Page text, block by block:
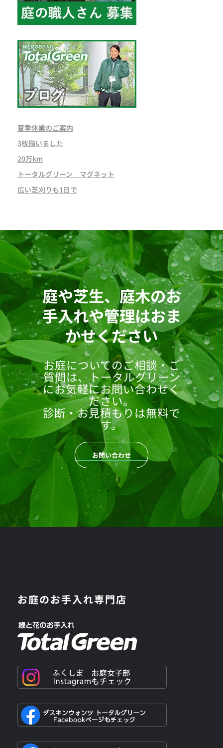
夏季休業のご案内
3枚揃いました
20万km
トータルグリーン マグネット
広い芝刈りも1日で
庭や芝生、庭木のお
手入れや管理はおま
かせください
お庭についてのご相談・ご
質問は、トータルグリーン
にお気軽にお問い合わせく
ださい。
診断・お見積もりは無料で
す。
お問い合わせ
お庭のお手入れ専門店